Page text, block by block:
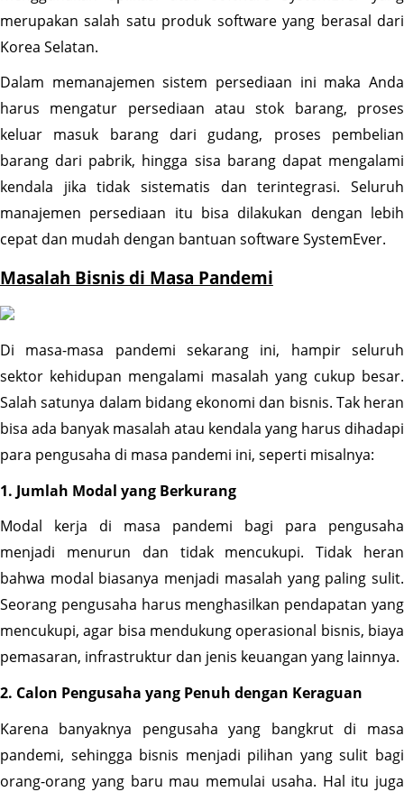
merupakan salah satu produk software yang berasal dari
Korea Selatan.
Dalam memanajemen sistem persediaan ini maka Anda
harus mengatur persediaan atau stok barang, proses
keluar masuk barang dari gudang, proses pembelian
barang dari pabrik, hingga sisa barang dapat mengalami
kendala jika tidak sistematis dan terintegrasi. Seluruh
manajemen persediaan itu bisa dilakukan dengan lebih
cepat dan mudah dengan bantuan software SystemEver.
Masalah Bisnis di Masa Pandemi
Di masa-masa pandemi sekarang ini, hampir seluruh
sektor kehidupan mengalami masalah yang cukup besar.
Salah satunya dalam bidang ekonomi dan bisnis. Tak heran
bisa ada banyak masalah atau kendala yang harus dihadapi
para pengusaha di masa pandemi ini, seperti misalnya:
1. Jumlah Modal yang Berkurang
Modal kerja di masa pandemi bagi para pengusaha
menjadi menurun dan tidak mencukupi. Tidak heran
bahwa modal biasanya menjadi masalah yang paling sulit.
Seorang pengusaha harus menghasilkan pendapatan yang
mencukupi, agar bisa mendukung operasional bisnis, biaya
pemasaran, infrastruktur dan jenis keuangan yang lainnya.
2. Calon Pengusaha yang Penuh dengan Keraguan
Karena banyaknya pengusaha yang bangkrut di masa
pandemi, sehingga bisnis menjadi pilihan yang sulit bagi
orang-orang yang baru mau memulai usaha. Hal itu juga